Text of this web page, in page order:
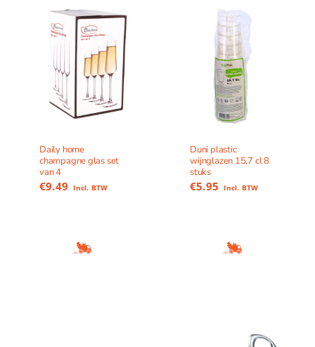
Daily home
champagne glas set
van 4
€9.49 Incl. BTW
Duni plastic
wijnglazen 15,7 cl 8
stuks
€5.95 Incl. BTW